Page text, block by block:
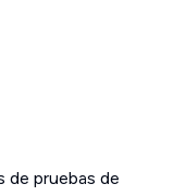
de pruebas de